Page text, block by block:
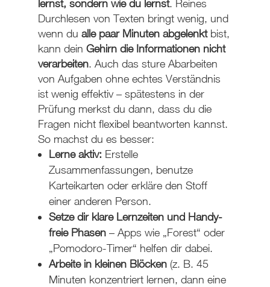
lernst, sondern wie du lernst. Reines
Durchlesen von Texten bringt wenig, und
wenn du alle paar Minuten abgelenktbist,
kann dein Gehirn die Informationen nicht
verarbeiten. Auch das sture Abarbeiten
von Aufgaben ohne echtes Verständnis
ist wenig effektiv – spätestens in der
Prüfung merkst du dann, dass du die
Fragen nicht flexibel beantworten kannst.
So machst du es besser:
Lerne aktiv: Erstelle
Zusammenfassungen, benutze
Karteikarten oder erkläre den Stoff
einer anderen Person.
Setze dir klare Lernzeiten und Handy-
freie Phasen– Apps wie „Forest“ oder
„Pomodoro-Timer“ helfen dir dabei.
Arbeite in kleinen Blöcken(z. B. 45
Minuten konzentriert lernen, dann eine